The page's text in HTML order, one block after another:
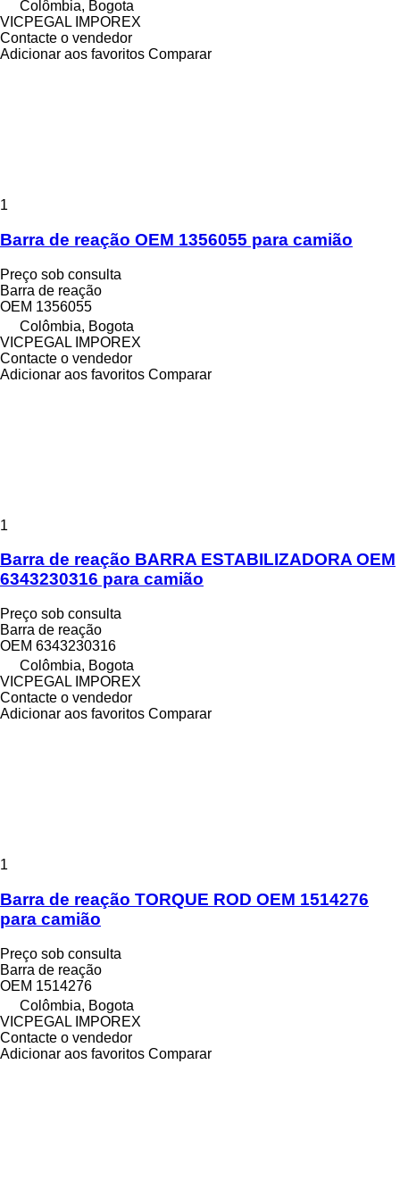
Colômbia, Bogota
VICPEGAL IMPOREX
Contacte o vendedor
Adicionar aos favoritos Comparar
1
Barra de reação OEM 1356055 para camião
Preço sob consulta
Barra de reação
OEM 1356055
Colômbia, Bogota
VICPEGAL IMPOREX
Contacte o vendedor
Adicionar aos favoritos Comparar
1
Barra de reação BARRA ESTABILIZADORA OEM
6343230316 para camião
Preço sob consulta
Barra de reação
OEM 6343230316
Colômbia, Bogota
VICPEGAL IMPOREX
Contacte o vendedor
Adicionar aos favoritos Comparar
1
Barra de reação TORQUE ROD OEM 1514276
para camião
Preço sob consulta
Barra de reação
OEM 1514276
Colômbia, Bogota
VICPEGAL IMPOREX
Contacte o vendedor
Adicionar aos favoritos Comparar